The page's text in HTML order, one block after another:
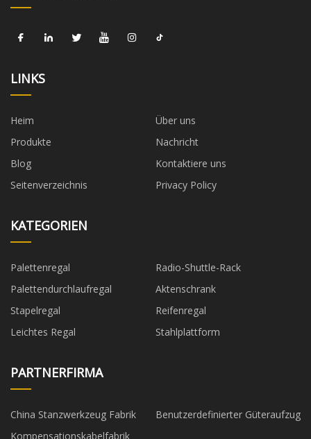
LINKS
Heim
Über uns
Produkte
Nachricht
Blog
Kontaktiere uns
Seitenverzeichnis
Privacy Policy
KATEGORIEN
Palettenregal
Radio-Shuttle-Rack
Palettendurchlaufregal
Aktenschrank
Stapelregal
Reifenregal
Leichtes Regal
Stahlplattform
PARTNERFIRMA
China Stanzwerkzeug Fabrik
Benutzerdefinierter Güteraufzug
Kompensationskabelfabrik